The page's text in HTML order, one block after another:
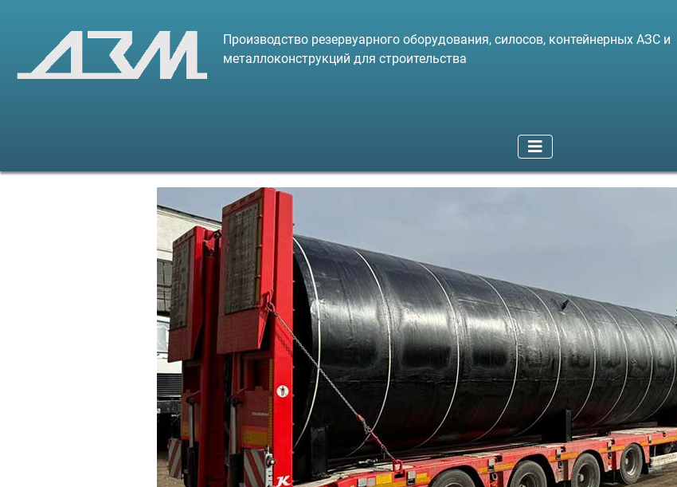
Производство резервуарного оборудования, силосов, контейнерных АЗС и
металлоконструкций для строительства
Предыдущий